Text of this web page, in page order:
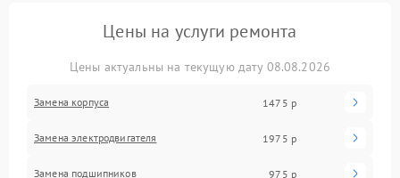
Цены на услуги ремонта
Цены актуальны на текущую дату 08.08.2026
Замена корпуса 1475 р
Замена электродвигателя 1975 р
Замена подшипников 975 р